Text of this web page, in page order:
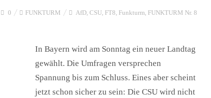
0 FUNKTURM AfD CSU FT8 Funkturm FUNKTURM Nr. 8
In Bayern wird am Sonntag ein neuer Landtag
gewählt. Die Umfragen versprechen
Spannung bis zum Schluss. Eines aber scheint
jetzt schon sicher zu sein: Die CSU wird nicht